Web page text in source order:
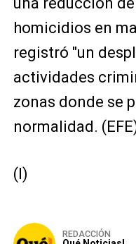
homicidios en
registró "un
actividades
zonas donde se
normalidad.
(I)
REDACCIÓN